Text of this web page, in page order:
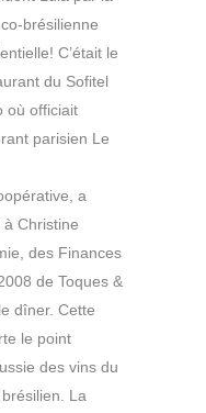
brésilienne
C’était le
du Sofitel
où officiait
parisien Le
a
Christine
des Finances
de Toques &
dîner. Cette
le point
des vins du
La